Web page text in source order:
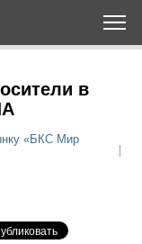
в
«БКС Мир